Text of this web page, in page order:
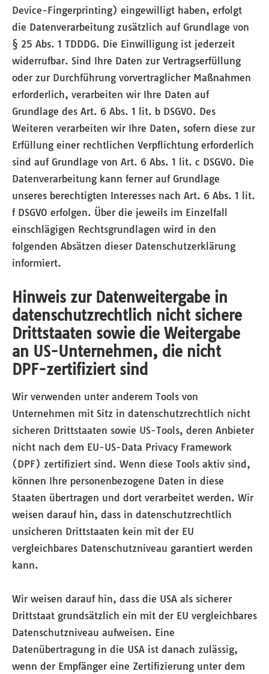
Device-Fingerprinting) eingewilligt haben, erfolgt
die Datenverarbeitung zusätzlich auf Grundlage von
§ 25 Abs. 1 TDDDG. Die Einwilligung ist jederzeit
widerrufbar. Sind Ihre Daten zur Vertragserfüllung
oder zur Durchführung vorvertraglicher Maßnahmen
erforderlich, verarbeiten wir Ihre Daten auf
Grundlage des Art. 6 Abs. 1 lit. b DSGVO. Des
Weiteren verarbeiten wir Ihre Daten, sofern diese zur
Erfüllung einer rechtlichen Verpflichtung erforderlich
sind auf Grundlage von Art. 6 Abs. 1 lit. c DSGVO. Die
Datenverarbeitung kann ferner auf Grundlage
unseres berechtigten Interesses nach Art. 6 Abs. 1 lit.
f DSGVO erfolgen. Über die jeweils im Einzelfall
einschlägigen Rechtsgrundlagen wird in den
folgenden Absätzen dieser Datenschutzerklärung
informiert.
Hinweis zur Datenweitergabe in
datenschutzrechtlich nicht sichere
Drittstaaten sowie die Weitergabe
an US-Unternehmen, die nicht
DPF-zertifiziert sind
Wir verwenden unter anderem Tools von
Unternehmen mit Sitz in datenschutzrechtlich nicht
sicheren Drittstaaten sowie US-Tools, deren Anbieter
nicht nach dem EU-US-Data Privacy Framework
(DPF) zertifiziert sind. Wenn diese Tools aktiv sind,
können Ihre personenbezogene Daten in diese
Staaten übertragen und dort verarbeitet werden. Wir
weisen darauf hin, dass in datenschutzrechtlich
unsicheren Drittstaaten kein mit der EU
vergleichbares Datenschutzniveau garantiert werden
kann.
Wir weisen darauf hin, dass die USA als sicherer
Drittstaat grundsätzlich ein mit der EU vergleichbares
Datenschutzniveau aufweisen. Eine
Datenübertragung in die USA ist danach zulässig,
wenn der Empfänger eine Zertifizierung unter dem